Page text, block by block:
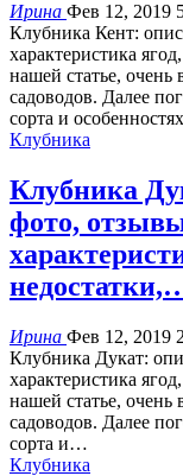
Ирина Фев 12, 2019
Клубника Кент:
характеристика
нашей статье, очень
садоводов. Далее
сорта и
Клубника
Клубника
фото,
Ирина Фев 12, 2019
Клубника Дукат:
характеристика
нашей статье, очень
садоводов. Далее
сорта и…
Клубника